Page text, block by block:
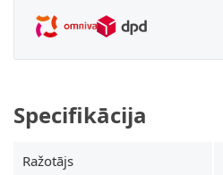
Specifikācija
Ražotājs